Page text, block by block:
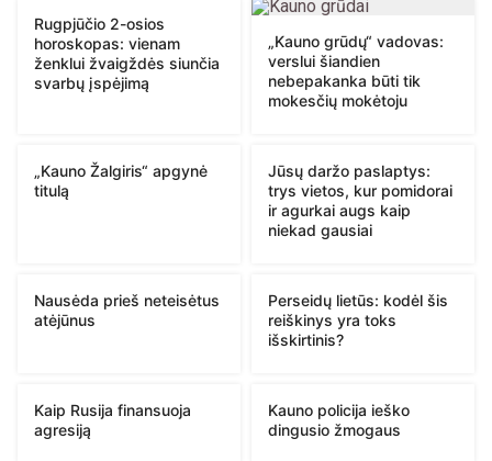
Rugpjūčio 2-osios
horoskopas: vienam
ženklui žvaigždės siunčia
svarbų įspėjimą
„Kauno grūdų“ vadovas:
verslui šiandien
nebepakanka būti tik
mokesčių mokėtoju
„Kauno Žalgiris“ apgynė
titulą
Jūsų daržo paslaptys:
trys vietos, kur pomidorai
ir agurkai augs kaip
niekad gausiai
Nausėda prieš neteisėtus
atėjūnus
Perseidų lietūs: kodėl šis
reiškinys yra toks
išskirtinis?
Kaip Rusija finansuoja
agresiją
Kauno policija ieško
dingusio žmogaus